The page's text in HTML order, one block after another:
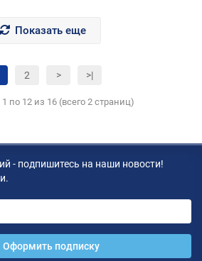
Показать еще
2 > >|
по 12 из 16 (всего 2 страниц)
- подпишитесь на наши новости!
Оформить подписку